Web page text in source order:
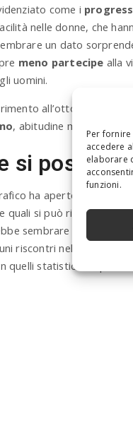
Per
accedere
elaborare
funzioni.
come i
nelle donne, che
un dato
meno partecipe alla
uomini.
all’ottocento,
, abitudine
si
ha aperto la strada
quali si può ritenere che
sembrare
meno
riscontri nella realtà.
quelli statistici di tipo